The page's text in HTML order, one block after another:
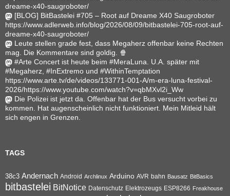
dreame-x40-saugroboter/
[BLOG] BitBastelei #705 – Root auf Dreame X40 Saugroboter
https://www.adlerweb.info/blog/2026/08/09/bitbastelei-705-root-auf-
dreame-x40-saugroboter/
Leute stellen grade fest, dass Megaherz offenbar keine Rechten
mag. Die Kommentare sind goldig. 🍿
#Arte Concert ist heute beim #MeraLuna. U.A. später mit
#Megaherz, #InExtremo und #WithinTemptation
https://www.arte.tv/de/videos/133771-001-A/m-era-luna-festival-
2026/https://www.youtube.com/watch?v=qbMXvl2i_Ww
Die Polizei ist jetzt da. Offenbar hat der Bus versucht vorbei zu
kommen. Hat augenscheinlich nicht funktioniert. Mein Mitleid hält
sich engen in Grenzen.
TAGS
38c3 Andernach Android Archlinux Arduino AVR bahn Bausatz BitBasics
bitbastelei BitNotice Datenschutz Elektrozeugs ESP8266 Freakhouse